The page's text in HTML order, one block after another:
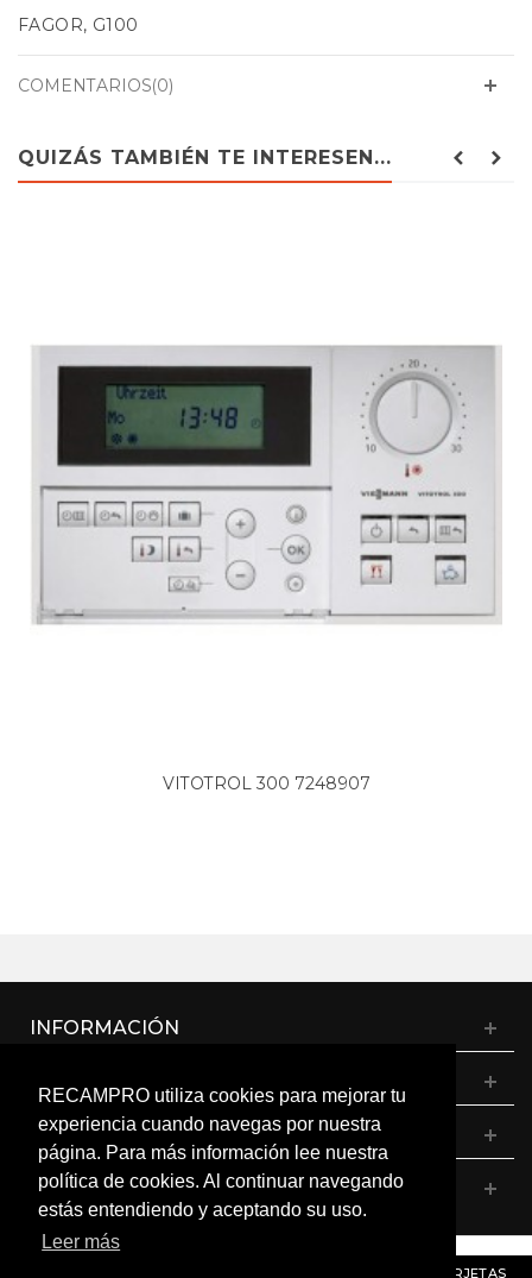
RECAMPRO utiliza cookies para mejorar tu
experiencia cuando navegas por nuestra
página. Para más información lee nuestra
política de cookies. Al continuar navegando
estás entendiendo y aceptando su uso.
Leer más
FAGOR, G100
COMENTARIOS(0)
QUIZÁS TAMBIÉN TE INTERESEN...
VITOTROL 300 7248907
: RECORDAMOS QUE MÓDULOS, PROGRAMADORES Y TARJETAS
INFORMACIÓN
MI CUENTA
CONTÁCTANOS